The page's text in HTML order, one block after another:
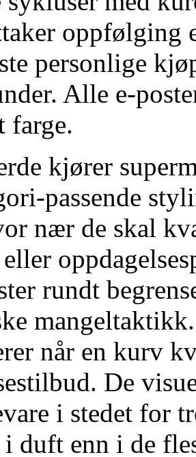
oppfølging
personlige
Alle e-
farge.
kjører
passende
nær de skal
rundt
når en kurv
De
i stedet for
duft enn i de